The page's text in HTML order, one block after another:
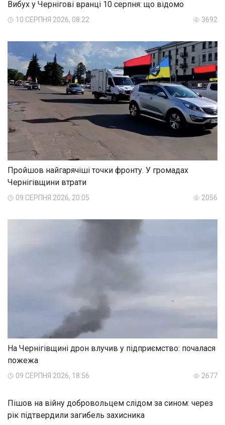
Вибух у Чернігові вранці 10 серпня: що відомо
10 СЕРПНЯ 2026, 08:22 3692
Пройшов найгарячіші точки фронту. У громадах
Чернігівщини втрати
09 СЕРПНЯ 2026, 20:05 2056
На Чернігівщині дрон влучив у підприємство: почалася
пожежа
09 СЕРПНЯ 2026, 18:56 2677
Пішов на війну добровольцем слідом за сином: через
рік підтвердили загибель захисника